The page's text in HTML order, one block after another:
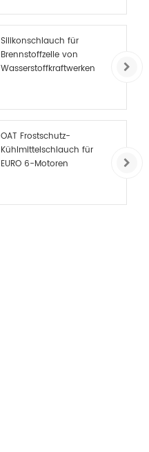
Silikonschlauch für
Brennstoffzelle von
Wasserstoffkraftwerken
OAT Frostschutz-
Kühlmittelschlauch für
EURO 6-Motoren